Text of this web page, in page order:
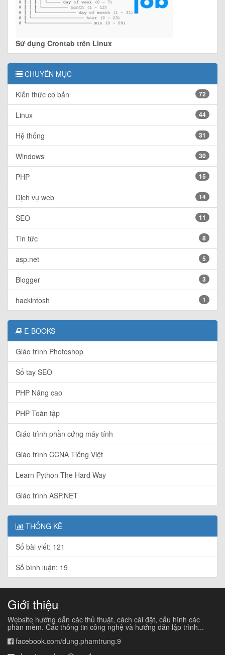
Sử dụng Crontab trên Linux
CHUYÊN MỤC
Kiến thức cơ bản 72
Linux 44
Hệ thống 31
Windows 30
PHP 15
Dịch vụ web 14
SEO 11
Tin tức 8
asp.net 5
Blogger 3
hackintosh 1
E-BOOKS
Giáo trình Photoshop
Sổ tay SEO
PHP Nâng cao
PHP Toàn tập
Giáo trình phần cứng máy tính
Giáo trình CCNA Tiếng Việt
Learn Python The Hard Way
Giáo trình ASP.NET
THỐNG KÊ
Số bài viết: 121
Số bình luận: 19
Giới thiệu
Website hướng dẫn các thủ thuật, cách cài đặt, cấu hình các
phần mềm. Các thông tin công nghệ và hướng dẫn lập trình...
facebook.com/dung.phamtrung.9